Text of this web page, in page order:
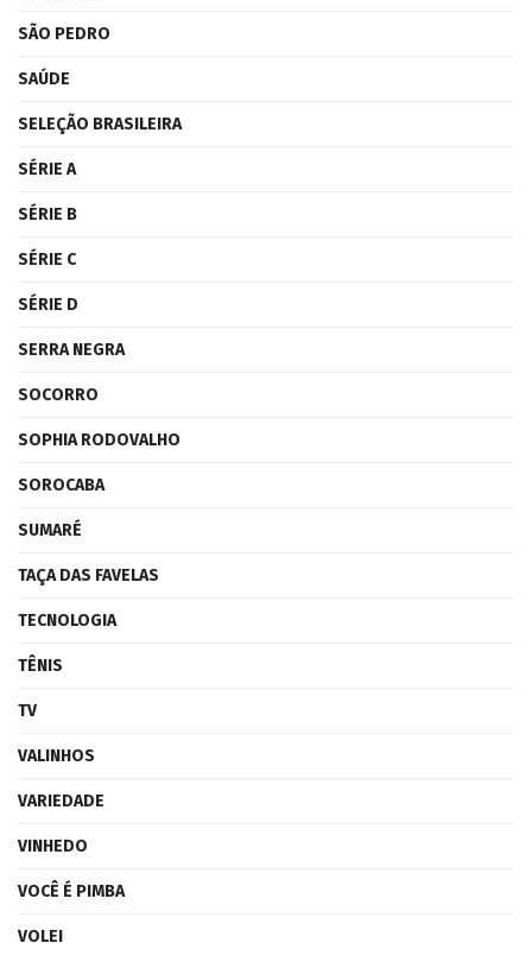
SÃO PEDRO
SAÚDE
SELEÇÃO BRASILEIRA
SÉRIE A
SÉRIE B
SÉRIE C
SÉRIE D
SERRA NEGRA
SOCORRO
SOPHIA RODOVALHO
SOROCABA
SUMARÉ
TAÇA DAS FAVELAS
TECNOLOGIA
TÊNIS
TV
VALINHOS
VARIEDADE
VINHEDO
VOCÊ É PIMBA
VOLEI